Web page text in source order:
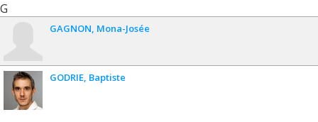
G
GAGNON Mona-Josée
GODRIE Baptiste